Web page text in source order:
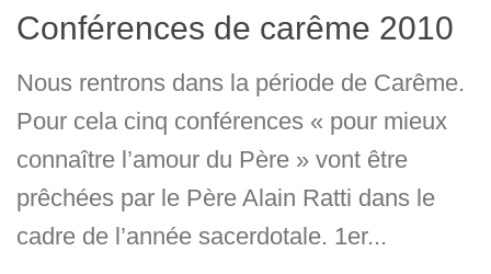
Conférences de carême 2010
Nous rentrons dans la période de Carême.
Pour cela cinq conférences « pour mieux
connaître l’amour du Père » vont être
prêchées par le Père Alain Ratti dans le
cadre de l’année sacerdotale. 1er...